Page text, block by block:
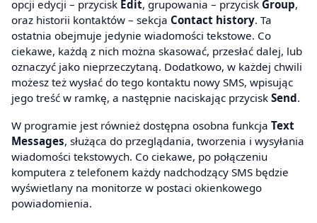
opcji edycji – przycisk Edit, grupowania – przycisk Group,
oraz historii kontaktów – sekcja Contact history. Ta
ostatnia obejmuje jedynie wiadomości tekstowe. Co
ciekawe, każdą z nich można skasować, przesłać dalej, lub
oznaczyć jako nieprzeczytaną. Dodatkowo, w każdej chwili
możesz też wysłać do tego kontaktu nowy SMS, wpisując
jego treść w ramkę, a następnie naciskając przycisk Send.
W programie jest również dostępna osobna funkcja Text
Messages, służąca do przeglądania, tworzenia i wysyłania
wiadomości tekstowych. Co ciekawe, po połączeniu
komputera z telefonem każdy nadchodzący SMS będzie
wyświetlany na monitorze w postaci okienkowego
powiadomienia.